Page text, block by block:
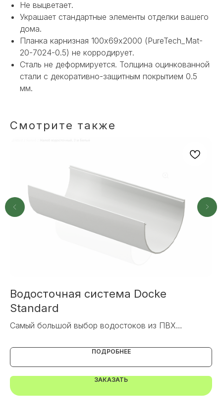
Не выцветает.
Украшает стандартные элементы отделки вашего
дома.
Планка карнизная 100х69х2000 (PureTech_Mat-
20-7024-0.5) не корродирует.
Сталь не деформируется. Толщина оцинкованной
стали с декоративно-защитным покрытием 0.5
мм.
Смотрите также
Водосточная система Docke
Standard
Самый большой выбор водостоков из ПВХ
ПОДРОБНЕЕ
ЗАКАЗАТЬ
НЕ НАШЛИ НУЖНОЕ
Или напишите нам напрямую
индивидуального подбора.